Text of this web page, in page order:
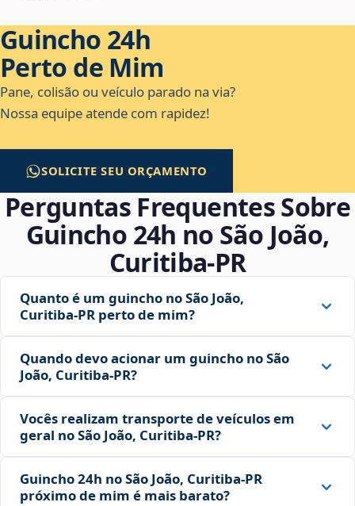
Guincho 24h
Perto de Mim
Pane, colisão ou veículo parado na via?
Nossa equipe atende com rapidez!
SOLICITE SEU ORÇAMENTO
Perguntas Frequentes Sobre
Guincho 24h no São João,
Curitiba‑PR
Quanto é um guincho no São João,
Curitiba‑PR perto de mim?
Quando devo acionar um guincho no São
João, Curitiba‑PR?
Vocês realizam transporte de veículos em
geral no São João, Curitiba‑PR?
Guincho 24h no São João, Curitiba‑PR
próximo de mim é mais barato?